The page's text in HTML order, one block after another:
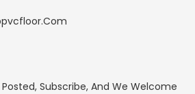
Subscribe, And We Welcome